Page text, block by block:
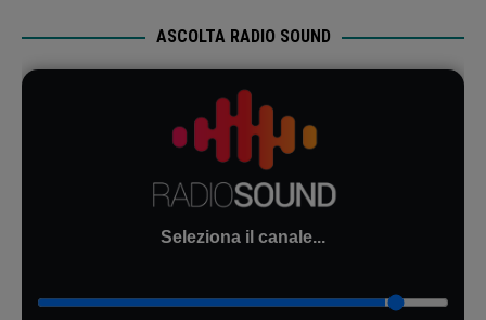
ASCOLTA RADIO SOUND
Seleziona il canale...